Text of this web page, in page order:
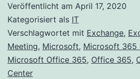
Online
–
Update
April
Veröffentlicht am April 17, 2020
Kategorisiert als IT
Verschlagwortet mit Exchange,
Meeting, Microsoft, Microsoft 365
Microsoft Office 365, Office 365,
Center